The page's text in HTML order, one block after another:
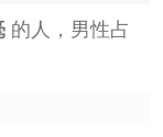
的人，男性占